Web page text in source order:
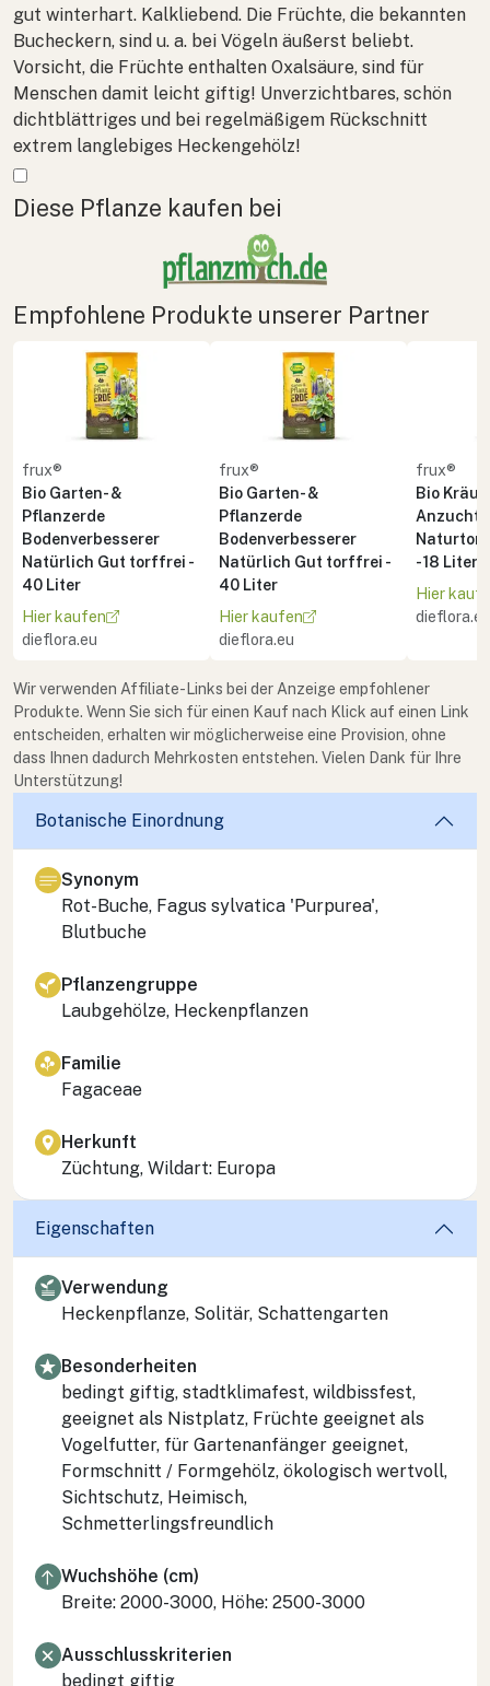
gut winterhart. Kalkliebend. Die Früchte, die bekannten
Bucheckern, sind u. a. bei Vögeln äußerst beliebt.
Vorsicht, die Früchte enthalten Oxalsäure, sind für
Menschen damit leicht giftig! Unverzichtbares, schön
dichtblättriges und bei regelmäßigem Rückschnitt
extrem langlebiges Heckengehölz!
Mehr anzeigen
Diese Pflanze kaufen bei
Empfohlene Produkte unserer Partner
frux®
Bio Garten- &
Pflanzerde
Bodenverbesserer
Natürlich Gut torffrei -
40 Liter
Hier kaufen
dieflora.eu
frux®
Bio Garten- &
Pflanzerde
Bodenverbesserer
Natürlich Gut torffrei -
40 Liter
Hier kaufen
dieflora.eu
frux®
Bio
Naturton
- 18 Liter
Hier
dieflora.eu
Wir verwenden Affiliate-Links bei der Anzeige empfohlener
Produkte. Wenn Sie sich für einen Kauf nach Klick auf einen Link
entscheiden, erhalten wir möglicherweise eine Provision, ohne
dass Ihnen dadurch Mehrkosten entstehen. Vielen Dank für Ihre
Unterstützung!
Botanische Einordnung
Synonym
Rot-Buche, Fagus sylvatica 'Purpurea',
Blutbuche
Pflanzengruppe
Laubgehölze, Heckenpflanzen
Familie
Fagaceae
Herkunft
Züchtung, Wildart: Europa
Eigenschaften
Verwendung
Heckenpflanze, Solitär, Schattengarten
Besonderheiten
bedingt giftig, stadtklimafest, wildbissfest,
geeignet als Nistplatz, Früchte geeignet als
Vogelfutter, für Gartenanfänger geeignet,
Formschnitt / Formgehölz, ökologisch wertvoll,
Sichtschutz, Heimisch,
Schmetterlingsfreundlich
Wuchshöhe (cm)
Breite: 2000-3000, Höhe: 2500-3000
Ausschlusskriterien
bedingt giftig